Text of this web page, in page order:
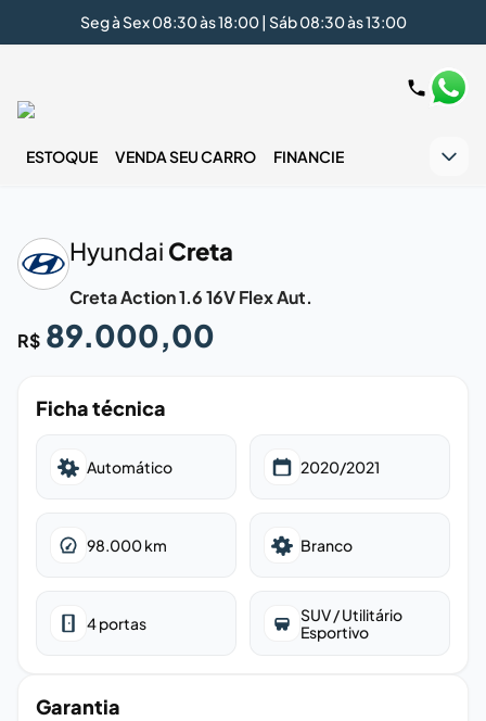
Seg à Sex 08:30 às 18:00 | Sáb 08:30 às 13:00
ESTOQUE VENDA SEU CARRO FINANCIE
Hyundai Creta
Creta Action 1.6 16V Flex Aut.
R$ 89.000,00
Ficha técnica
Automático 2020/2021
98.000km Branco
4portas
SUV / Utilitário
Esportivo
Garantia